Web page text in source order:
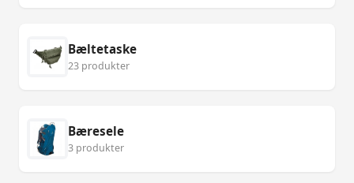
Bæltetaske
23 produkter
Bæresele
3 produkter